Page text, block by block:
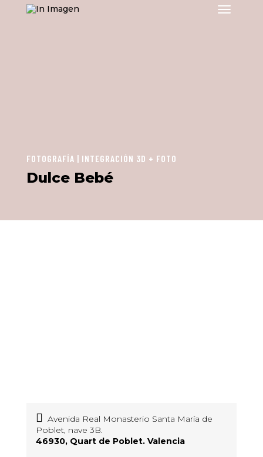
FOTOGRAFÍA | INTEGRACIÓN 3D + FOTO
Dulce Bebé
Avenida Real Monasterio Santa María de
Poblet, nave 3B.
46930, Quart de Poblet. Valencia